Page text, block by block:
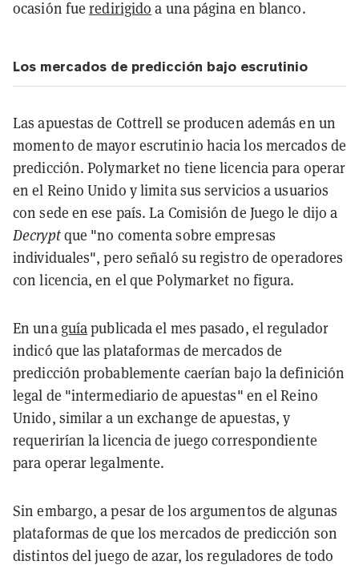
ocasión fueredirigido a una página en blanco.
Los mercados de predicción bajo escrutinio
Las apuestas de Cottrell se producen además en un
momento de mayor escrutinio hacia los mercados de
predicción. Polymarket no tiene licencia para operar
en el Reino Unido y limita sus servicios a usuarios
con sede en ese país. La Comisión de Juego le dijo a
Decryptque "no comenta sobre empresas
individuales", pero señaló su registro de operadores
con licencia, en el que Polymarket no figura.
En una guíapublicada el mes pasado, el regulador
indicó que las plataformas de mercados de
predicción probablemente caerían bajo la definición
legal de "intermediario de apuestas" en el Reino
Unido, similar a un exchange de apuestas, y
requerirían la licencia de juego correspondiente
para operar legalmente.
Sin embargo, a pesar de los argumentos de algunas
plataformas de que los mercados de predicción son
distintos del juego de azar, los reguladores de todo